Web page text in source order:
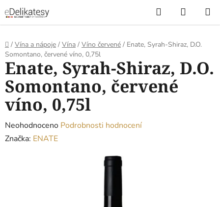
na
obsah
Hledat
KOŠÍK
Domů
/ Vína a nápoje / Vína / Víno červené / Enate, Syrah-Shiraz, D.O.
Somontano, červené víno, 0,75l
Enate, Syrah-Shiraz, D.O.
Somontano, červené
víno, 0,75l
Průměrné
hodnocení
Neohodnoceno Podrobnosti hodnocení
Značka: ENATE